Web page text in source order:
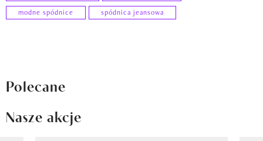
modne spódnice
spódnica jeansowa
Polecane
Nasze akcje